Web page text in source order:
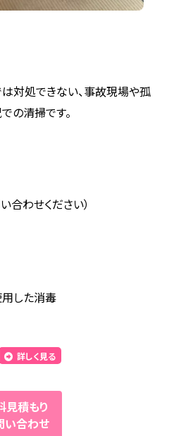
対処できない、事故現場や孤
の清掃です。
合わせください）
した消毒
詳しく見る
見積もり
い合わせ